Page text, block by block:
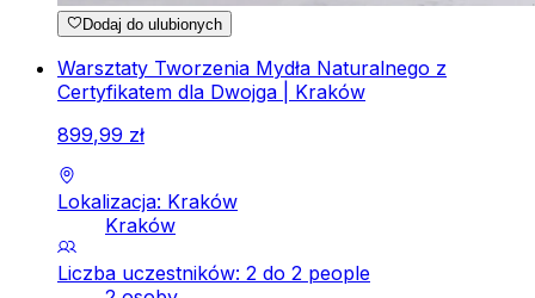
Dodaj do ulubionych
Warsztaty Tworzenia Mydła Naturalnego z
Certyfikatem dla Dwojga | Kraków
899,99 zł
Lokalizacja: Kraków
Kraków
Liczba uczestników: 2 do 2 people